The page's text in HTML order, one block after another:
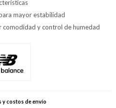
mayor estabilidad
y control de humedad
y costos de envío